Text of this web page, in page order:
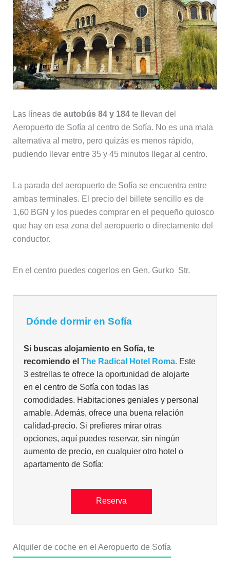
Las líneas de autobús 84 y 184te llevan del
Aeropuerto de Sofía al centro de Sofía. No es una mala
alternativa al metro, pero quizás es menos rápido,
pudiendo llevar entre 35 y 45 minutos llegar al centro.
La parada del aeropuerto de Sofía se encuentra entre
ambas terminales. El precio del billete sencillo es de
1,60 BGN y los puedes comprar en el pequeño quiosco
que hay en esa zona del aeropuerto o directamente del
conductor.
En el centro puedes cogerlos en Gen. Gurko Str.
Dónde dormir en Sofía
Si buscas alojamiento en Sofía, te
recomiendo el The Radical Hotel Roma.Este
3 estrellas te ofrece la oportunidad de alojarte
en el centro de Sofía con todas las
comodidades. Habitaciones geniales y personal
amable. Además, ofrece una buena relación
calidad-precio. Si prefieres mirar otras
opciones, aquí puedes reservar, sin ningún
aumento de precio, en cualquier otro hotel o
apartamento de Sofía:
Reserva
Alquiler de coche en el Aeropuerto de Sofía